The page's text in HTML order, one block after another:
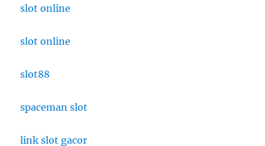
slot online
slot online
slot88
spaceman slot
link slot gacor